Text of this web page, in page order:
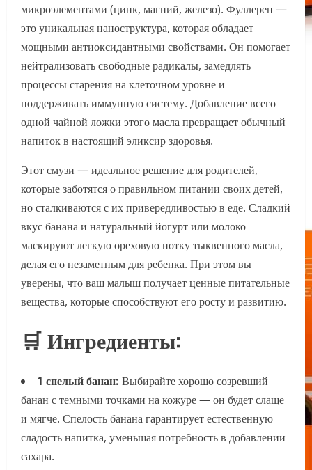
микроэлементами (цинк, магний, железо). Фуллерен —
это уникальная наноструктура, которая обладает
мощными антиоксидантными свойствами. Он помогает
нейтрализовать свободные радикалы, замедлять
процессы старения на клеточном уровне и
поддерживать иммунную систему. Добавление всего
одной чайной ложки этого масла превращает обычный
напиток в настоящий эликсир здоровья.
Этот смузи — идеальное решение для родителей,
которые заботятся о правильном питании своих детей,
но сталкиваются с их привередливостью в еде. Сладкий
вкус банана и натуральный йогурт или молоко
маскируют легкую ореховую нотку тыквенного масла,
делая его незаметным для ребенка. При этом вы
уверены, что ваш малыш получает ценные питательные
вещества, которые способствуют его росту и развитию.
🛒 Ингредиенты:
1 спелый банан: Выбирайте хорошо созревший
банан с темными точками на кожуре — он будет слаще
и мягче. Спелость банана гарантирует естественную
сладость напитка, уменьшая потребность в добавлении
сахара.